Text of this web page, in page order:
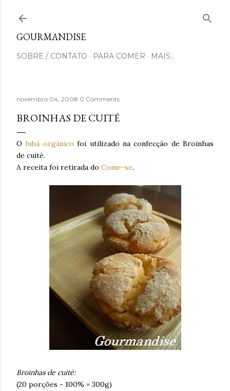
GOURMANDISE
SOBRE / CONTATO PARA COMER MAIS…
novembro 04, 2008 0 Comments
BROINHAS DE CUITÉ
Ofubá orgânicofoi utilizado na confecção de Broinhas
de cuité.
A receita foi retirada do Come-se.
Broinhas de cuité:
(20 porções - 100% = 300g)